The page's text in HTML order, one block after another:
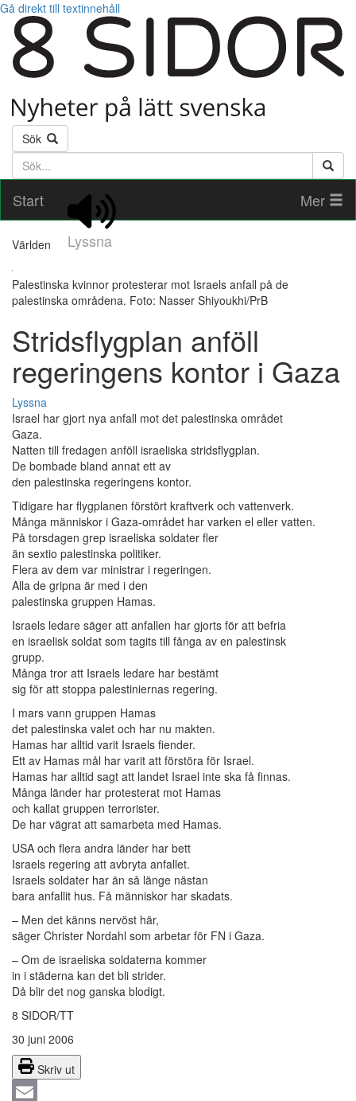
Gå direkt till textinnehåll
Sök
Söktext
Start
Lyssna
Mer
Världen
Palestinska kvinnor protesterar mot Israels anfall på de
palestinska områdena. Foto: Nasser Shiyoukhi/PrB
Stridsflygplan anföll
regeringens kontor i Gaza
Lyssna
Israel har gjort nya anfall mot det palestinska området
Gaza.
Natten till fredagen anföll israeliska stridsflygplan.
De bombade bland annat ett av
den palestinska regeringens kontor.
Tidigare har flygplanen förstört kraftverk och vattenverk.
Många människor i Gaza-området har varken el eller vatten.
På torsdagen grep israeliska soldater fler
än sextio palestinska politiker.
Flera av dem var ministrar i regeringen.
Alla de gripna är med i den
palestinska gruppen Hamas.
Israels ledare säger att anfallen har gjorts för att befria
en israelisk soldat som tagits till fånga av en palestinsk
grupp.
Många tror att Israels ledare har bestämt
sig för att stoppa palestiniernas regering.
I mars vann gruppen Hamas
det palestinska valet och har nu makten.
Hamas har alltid varit Israels fiender.
Ett av Hamas mål har varit att förstöra för Israel.
Hamas har alltid sagt att landet Israel inte ska få finnas.
Många länder har protesterat mot Hamas
och kallat gruppen terrorister.
De har vägrat att samarbeta med Hamas.
USA och flera andra länder har bett
Israels regering att avbryta anfallet.
Israels soldater har än så länge nästan
bara anfallit hus. Få människor har skadats.
– Men det känns nervöst här,
säger Christer Nordahl som arbetar för FN i Gaza.
– Om de israeliska soldaterna kommer
in i städerna kan det bli strider.
Då blir det nog ganska blodigt.
8 SIDOR/TT
30 juni 2006
Skriv ut